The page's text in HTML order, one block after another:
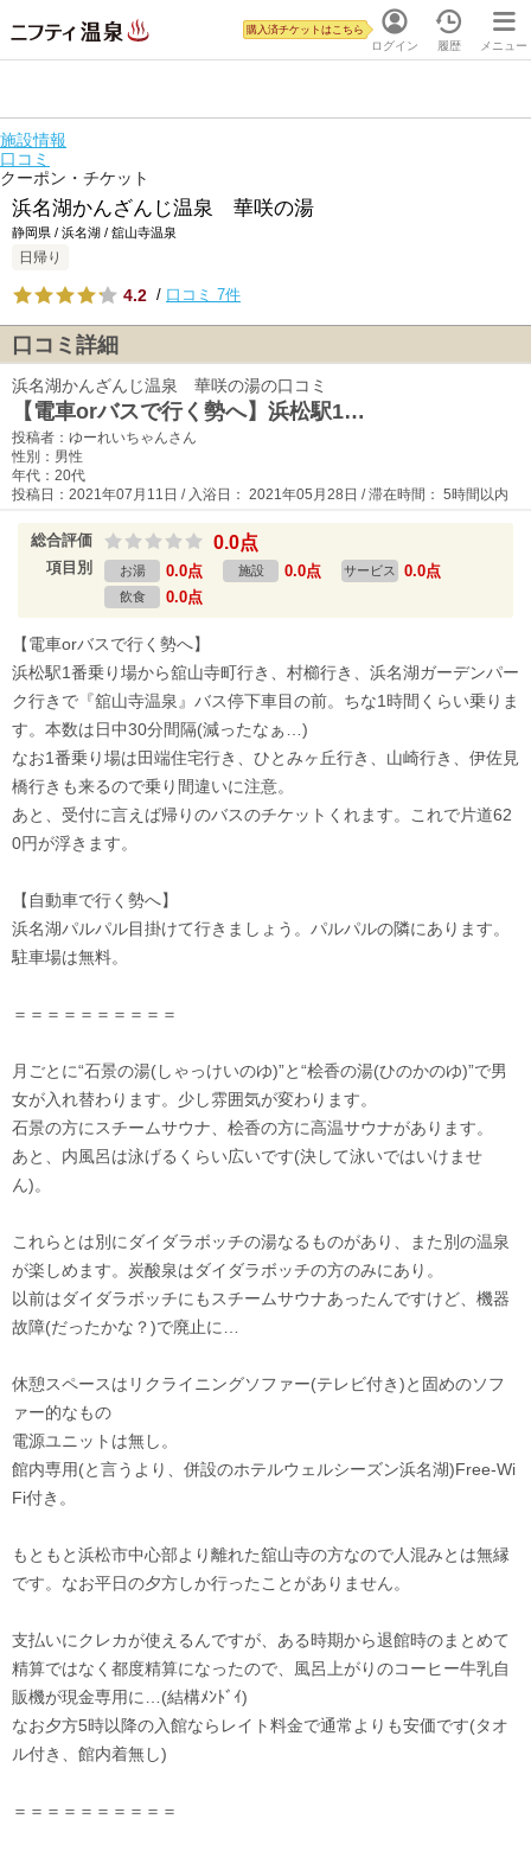
ログイン
購入済チケットはこちら
履歴 メニュー
施設情報
口コミ
クーポン・チケット
浜名湖かんざんじ温泉 華咲の湯
静岡県 / 浜名湖 / 舘山寺温泉
日帰り
4.2 / 口コミ 7件
口コミ詳細
浜名湖かんざんじ温泉 華咲の湯の口コミ
【電車orバスで行く勢へ】浜松駅1…
投稿者：ゆーれいちゃんさん
性別：男性
年代：20代
投稿日：2021年07月11日 / 入浴日： 2021年05月28日 / 滞在時間： 5時間以内
総合評価 0.0点
項目別 お湯 0.0点 施設 0.0点 サービス 0.0点
飲食 0.0点
【電車orバスで行く勢へ】
浜松駅1番乗り場から舘山寺町行き、村櫛行き、浜名湖ガーデンパー
ク行きで『舘山寺温泉』バス停下車目の前。ちな1時間くらい乗りま
す。本数は日中30分間隔(減ったなぁ…)
なお1番乗り場は田端住宅行き、ひとみヶ丘行き、山崎行き、伊佐見
橋行きも来るので乗り間違いに注意。
あと、受付に言えば帰りのバスのチケットくれます。これで片道62
0円が浮きます。
【自動車で行く勢へ】
浜名湖パルパル目掛けて行きましょう。パルパルの隣にあります。
駐車場は無料。
＝＝＝＝＝＝＝＝＝＝
月ごとに“石景の湯(しゃっけいのゆ)”と“桧香の湯(ひのかのゆ)”で男
女が入れ替わります。少し雰囲気が変わります。
石景の方にスチームサウナ、桧香の方に高温サウナがあります。
あと、内風呂は泳げるくらい広いです(決して泳いではいけませ
ん)。
これらとは別にダイダラボッチの湯なるものがあり、また別の温泉
が楽しめます。炭酸泉はダイダラボッチの方のみにあり。
以前はダイダラボッチにもスチームサウナあったんですけど、機器
故障(だったかな？)で廃止に…
休憩スペースはリクライニングソファー(テレビ付き)と固めのソフ
ァー的なもの
電源ユニットは無し。
館内専用(と言うより、併設のホテルウェルシーズン浜名湖)Free-Wi
Fi付き。
もともと浜松市中心部より離れた舘山寺の方なので人混みとは無縁
です。なお平日の夕方しか行ったことがありません。
支払いにクレカが使えるんですが、ある時期から退館時のまとめて
精算ではなく都度精算になったので、風呂上がりのコーヒー牛乳自
販機が現金専用に…(結構ﾒﾝﾄﾞｲ)
なお夕方5時以降の入館ならレイト料金で通常よりも安価です(タオ
ル付き、館内着無し)
＝＝＝＝＝＝＝＝＝＝